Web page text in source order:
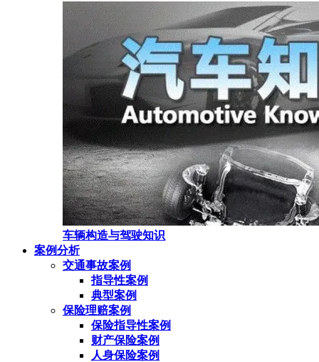
车辆构造与驾驶知识
案例分析
交通事故案例
指导性案例
典型案例
保险理赔案例
保险指导性案例
财产保险案例
人身保险案例